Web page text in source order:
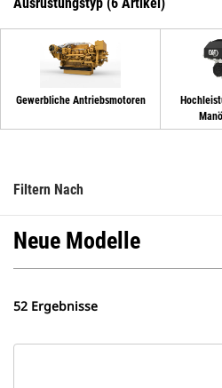
Gewerbliche Antriebsmotoren
Filtern Nach
Neue Modelle
52 Ergebnisse